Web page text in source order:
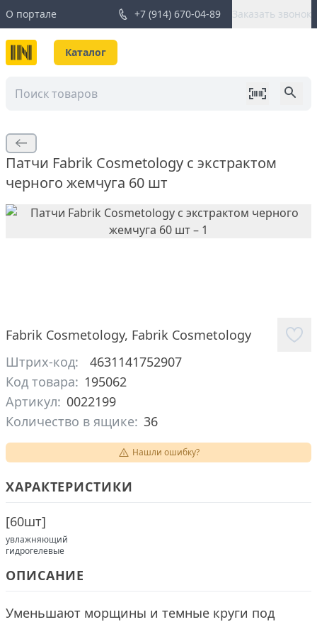
О портале +7 (914) 670-04-89 Заказать звонок
Каталог
Патчи Fabrik Cosmetology с экстрактом
черного жемчуга 60 шт
Fabrik Cosmetology, Fabrik Cosmetology
Штрих-код:
4631141752907
Код товара: 195062
Артикул: 0022199
Количество в ящике: 36
Нашли ошибку?
ХАРАКТЕРИСТИКИ
[60шт]
увлажняющий
гидрогелевые
ОПИСАНИЕ
Уменьшают морщины и темные круги под